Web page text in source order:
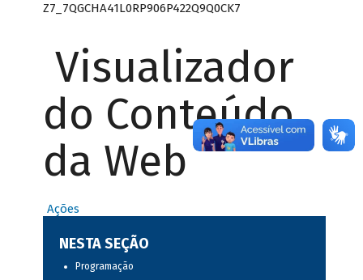
Z7_7QGCHA41L0RP906P422Q9Q0CK7
Visualizador
do Conteúdo
da Web
Ações
NESTA SEÇÃO
Programação